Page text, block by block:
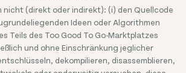
nicht (direkt oder indirekt): (i) den Quellcode
Ideen oder Algorithmen
Teils des Too Good To Go-Marktplatzes
und ohne Einschränkung jeglicher
dekompilieren, disassemblieren,